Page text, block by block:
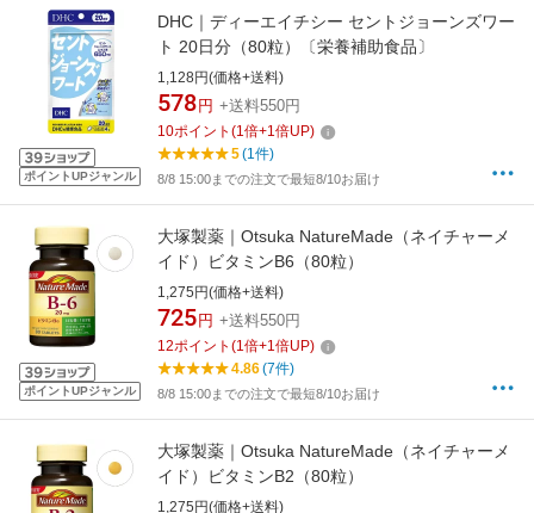
ポイントUPジャンル
DHC｜ディーエイチシー セントジョーンズワー
ト 20日分（80粒）〔栄養補助食品〕
1,128円(価格+送料)
578 円 +送料550円
10ポイント (1倍+1倍UP)
5(1件)
8/8 15:00までの注文で最短8/10お届け
ポイントUPジャンル
大塚製薬｜Otsuka NatureMade（ネイチャーメ
イド）ビタミンB6（80粒）
1,275円(価格+送料)
725 円 +送料550円
12ポイント (1倍+1倍UP)
4.86(7件)
8/8 15:00までの注文で最短8/10お届け
大塚製薬｜Otsuka NatureMade（ネイチャーメ
イド）ビタミンB2（80粒）
1,275円(価格+送料)